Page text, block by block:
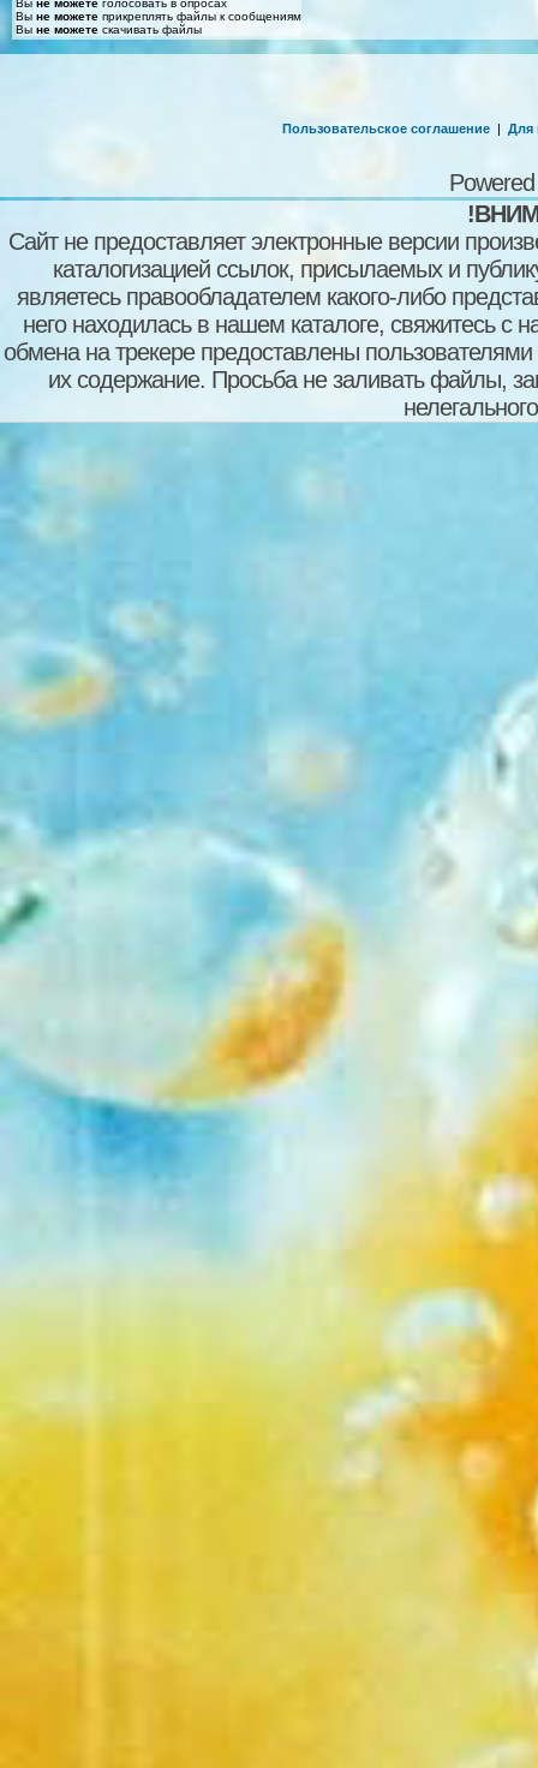
Вы не можете голосовать в опросах
Вы не можете прикреплять файлы к сообщениям
Вы не можете скачивать файлы
Пользовательское соглашение | Для
Сайт не предоставляет электронные версии
каталогизацией ссылок, присылаемых и
являетесь правообладателем какого-либо
него находилась в нашем каталоге, свяжитесь
обмена на трекере предоставлены пользователями
их содержание. Просьба не заливать файлы,